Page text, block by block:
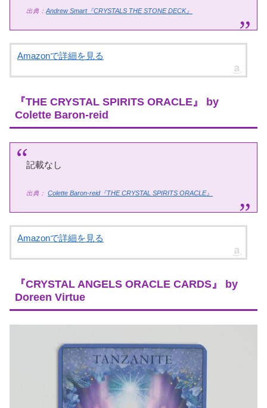
出典： Andrew Smart『CRYSTALS THE STONE DECK』
Amazonで詳細を見る
『THE CRYSTAL SPIRITS ORACLE』 by
Colette Baron-reid
記載なし
出典： Colette Baron-reid『THE CRYSTAL SPIRITS ORACLE』
Amazonで詳細を見る
『CRYSTAL ANGELS ORACLE CARDS』 by
Doreen Virtue